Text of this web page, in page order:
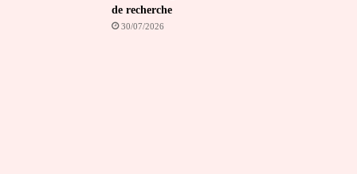
de recherche
30/07/2026